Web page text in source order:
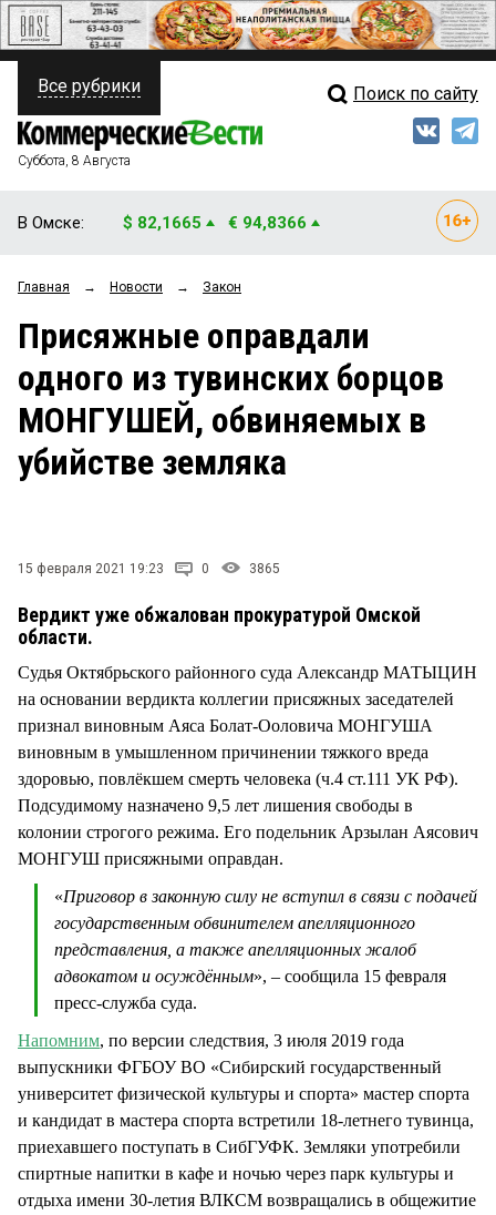
ПОЛИТИКА
ФИНАНСЫ
ОБЩЕСТВО
ЗАКОН
НОВОСТИ КОМПАНИЙ
ПРОИСШЕСТВИЯ
Свежий выпуск
Рейтинги
Блоги
Архив
Все рубрики Поиск по сайту
Суббота, 8 Августа
В Омске: $ 82,1665 € 94,8366
Главная → Новости → Закон
Присяжные оправдали
одного из тувинских борцов
МОНГУШЕЙ, обвиняемых в
убийстве земляка
15 февраля 2021 19:23 0 3865
Вердикт уже обжалован прокуратурой Омской
области.
Судья Октябрьского районного суда Александр МАТЫЦИН
на основании вердикта коллегии присяжных заседателей
признал виновным Аяса Болат-Ооловича МОНГУША
виновным в умышленном причинении тяжкого вреда
здоровью, повлёкшем смерть человека (ч.4 ст.111 УК РФ).
Подсудимому назначено 9,5 лет лишения свободы в
колонии строгого режима. Его подельник Арзылан Аясович
МОНГУШ присяжными оправдан.
«Приговор в законную силу не вступил в связи с подачей
государственным обвинителем апелляционного
представления, а также апелляционных жалоб
адвокатом и осуждённым», – сообщила 15 февраля
пресс-служба суда.
Напомним, по версии следствия, 3 июля 2019 года
выпускники ФГБОУ ВО «Сибирский государственный
университет физической культуры и спорта» мастер спорта
и кандидат в мастера спорта встретили 18-летнего тувинца,
приехавшего поступать в СибГУФК. Земляки употребили
спиртные напитки в кафе и ночью через парк культуры и
отдыха имени 30-летия ВЛКСМ возвращались в общежитие